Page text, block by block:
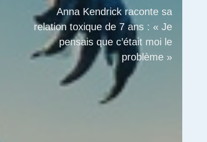
Anna Kendrick raconte sa
relation toxique de 7 ans : « Je
pensais que c’était moi le
problème »